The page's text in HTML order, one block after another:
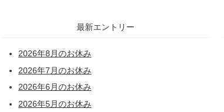
最新エントリー
2026年8月のお休み
2026年7月のお休み
2026年6月のお休み
2026年5月のお休み